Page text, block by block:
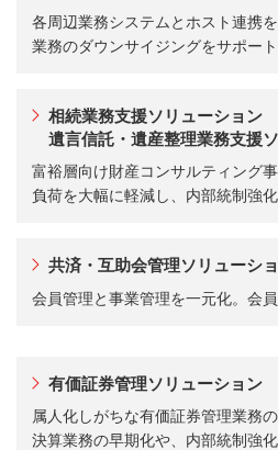
各周辺業務システムとホスト連携
業務のダウンサイジングをサポート
相続業務支援ソリューション
遺言信託・遺産整理業務支援
富裕層向け財産コンサルティング
負荷を大幅に軽減し、内部統制強
共済・互助会管理ソリューシ
会員管理と事業管理を一元化。会
有価証券管理ソリューション
属人化しがちな有価証券管理業務
決算業務の早期化や、内部統制強